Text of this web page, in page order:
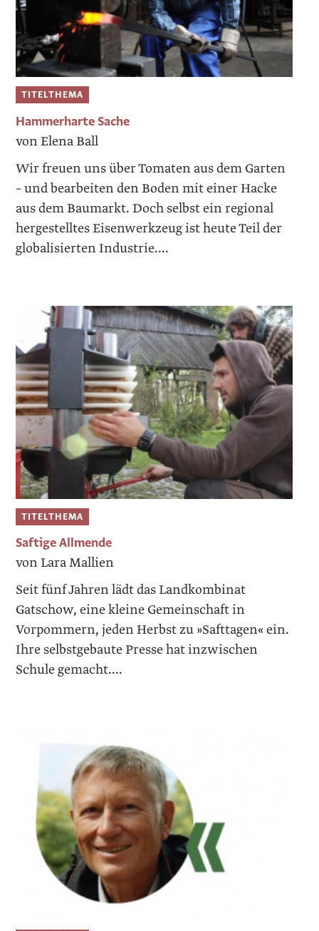
TITELTHEMA
Hammerharte Sache
von Elena Ball
Wir freuen uns über Tomaten aus dem Garten
– und bearbeiten den Boden mit einer Hacke
aus dem Baumarkt. Doch selbst ein regional
hergestelltes Eisenwerkzeug ist heute Teil der
globalisierten Industrie....
TITELTHEMA
Saftige Allmende
von Lara Mallien
Seit fünf Jahren lädt das Landkombinat
Gatschow, eine kleine Gemeinschaft in
Vorpommern, jeden Herbst zu »Safttagen« ein.
Ihre selbstgebaute Presse hat inzwischen
Schule gemacht....